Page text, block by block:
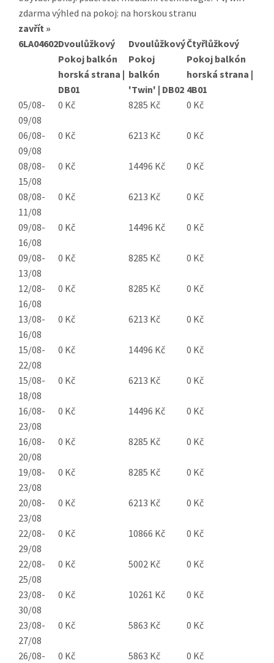
zdarma výhled na pokoj: na horskou stranu
zavřít »
6LA04602Dvoulůžkový
Pokoj balkón
horská strana |
DB01
Dvoulůžkový
Pokoj
balkón
'Twin' | DB02
Čtyřlůžkový
Pokoj balkón
horská strana |
4B01
05/08-
09/08
0 Kč 8285 Kč 0 Kč
06/08-
09/08
0 Kč 6213 Kč 0 Kč
08/08-
15/08
0 Kč 14496 Kč 0 Kč
08/08-
11/08
0 Kč 6213 Kč 0 Kč
09/08-
16/08
0 Kč 14496 Kč 0 Kč
09/08-
13/08
0 Kč 8285 Kč 0 Kč
12/08-
16/08
0 Kč 8285 Kč 0 Kč
13/08-
16/08
0 Kč 6213 Kč 0 Kč
15/08-
22/08
0 Kč 14496 Kč 0 Kč
15/08-
18/08
0 Kč 6213 Kč 0 Kč
16/08-
23/08
0 Kč 14496 Kč 0 Kč
16/08-
20/08
0 Kč 8285 Kč 0 Kč
19/08-
23/08
0 Kč 8285 Kč 0 Kč
20/08-
23/08
0 Kč 6213 Kč 0 Kč
22/08-
29/08
0 Kč 10866 Kč 0 Kč
22/08-
25/08
0 Kč 5002 Kč 0 Kč
23/08-
30/08
0 Kč 10261 Kč 0 Kč
23/08-
27/08
0 Kč 5863 Kč 0 Kč
26/08-
0 Kč 5863 Kč 0 Kč